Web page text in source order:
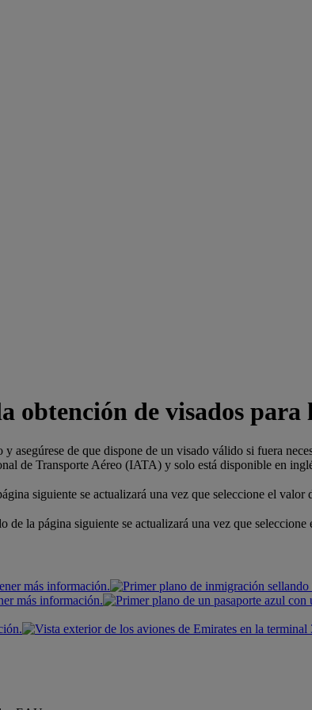
obtención de visados para
asegúrese de que dispone de un visado válido si fuera
de Transporte Aéreo (IATA) y solo está disponible en
siguiente se actualizará una vez que seleccione el valor
de la página siguiente se actualizará una vez que seleccione
más información.
más información.